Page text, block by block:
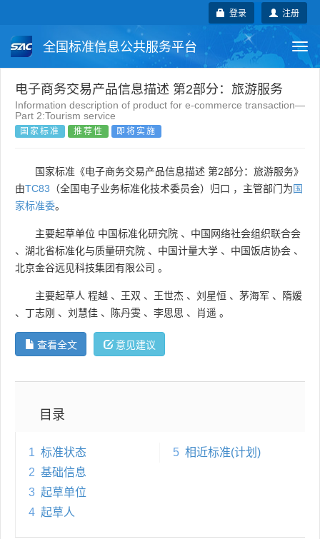
注册
登录
全国标准信息公共服务平台
国家标准 行业标准 地方标准
团体标准
电子商务交易产品信息描述 第2部分：旅游服务
Information description of product for e-commerce transaction—
Part 2:Tourism service
国家标准 推荐性 即将实施
国家标准《电子商务交易产品信息描述 第2部分：旅游服务》
由TC83 （全国电子业务标准化技术委员会）归口 ，主管部门为国
家标准委。
主要起草单位 中国标准化研究院 、 中国网络社会组织联合会
、 湖北省标准化与质量研究院 、 中国计量大学 、 中国饭店协会 、
北京金谷远见科技集团有限公司 。
主要起草人 程越 、 王双 、 王世杰 、 刘星恒 、 茅海军 、
隋媛
、 丁志刚 、 刘慧佳 、 陈丹雯 、 李思思 、 肖遥 。
查看全文 意见建议
目录
1 标准状态
2 基础信息
3 起草单位
4 起草人
5 相近标准(计划)